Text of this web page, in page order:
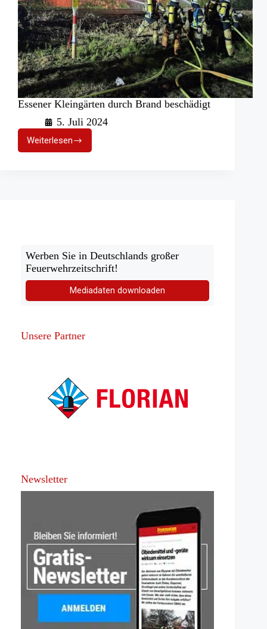
Essener Kleingärten durch Brand beschädigt
5. Juli 2024
Weiterlesen
Essener
Kleingärten
Werben Sie in Deutschlands großer
Feuerwehrzeitschrift!
Mediadaten downloaden
Unsere Partner
Newsletter